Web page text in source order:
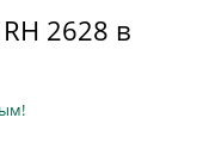
2628 в